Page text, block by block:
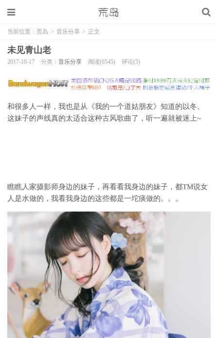
当前位置： 荒岛 > 音乐分享 > 正文
未见青山老
2017-10-17 分类： 音乐分享 阅读(6545) 评论(5)
和很多人一样，我也是从《我的一个道姑朋友》知道的以冬。
这妹子的声线真的太适合这种古风歌曲了，听一遍就被迷上~
瞧瞧人家摄影师身边的妹子，再看看我身边的妹子，都TM说女
人是水做的，我看我身边的这些都是一坨痰做的。。。